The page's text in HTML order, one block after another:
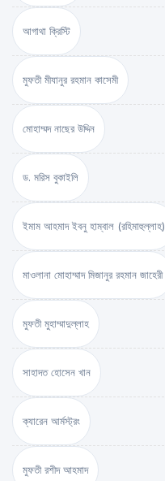
আগাথা ক্রিস্টি
মুফতী মীযানুর রহমান কাসেমী
মোহাম্মদ নাছের উদ্দিন
ড. মরিস বুকাইলি
ইমাম আহমাদ ইবনু হাম্বাল (রহিমাহুল্লাহ)
মাওলানা মোহাম্মাদ মিজানুর রহমান জাহেরী
মুফতী মুহাম্মাদুল্লাহ
সাহাদত হোসেন খান
ক্যারেন আর্মস্ট্রং
মুফতী রশীদ আহমাদ